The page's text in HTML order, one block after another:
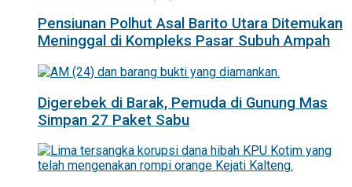
Pensiunan Polhut Asal Barito Utara Ditemukan
Meninggal di Kompleks Pasar Subuh Ampah
Digerebek di Barak, Pemuda di Gunung Mas
Simpan 27 Paket Sabu